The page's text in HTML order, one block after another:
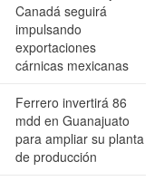
Canadá seguirá
impulsando
exportaciones
cárnicas mexicanas
Ferrero invertirá 86
mdd en Guanajuato
para ampliar su planta
de producción